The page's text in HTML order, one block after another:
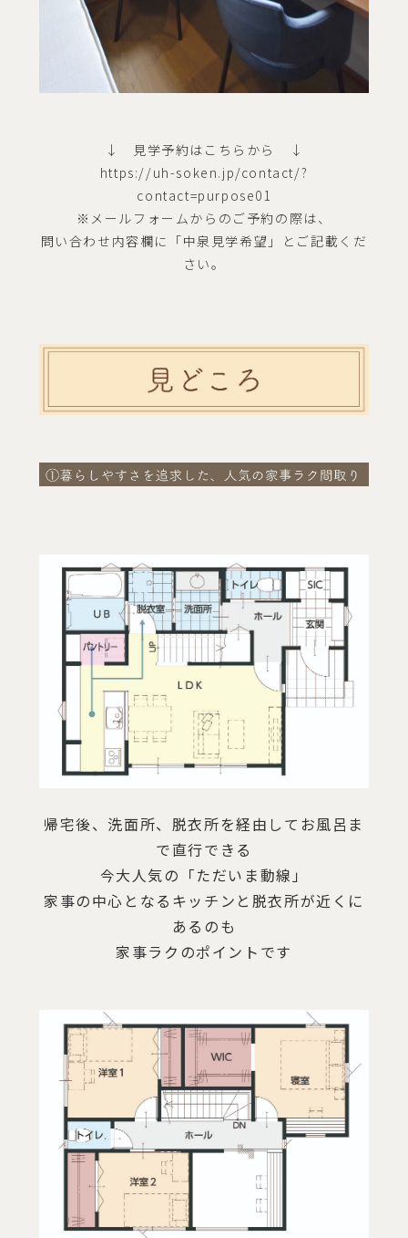
↓ 見学予約はこちらから ↓
https://uh-soken.jp/contact/?
contact=purpose01
※メールフォームからのご予約の際は、
問い合わせ内容欄に「中泉見学希望」とご記載くだ
さい。
帰宅後、洗面所、脱衣所を経由してお風呂ま
で直行できる
今大人気の「ただいま動線」
家事の中心となるキッチンと脱衣所が近くに
あるのも
家事ラクのポイントです